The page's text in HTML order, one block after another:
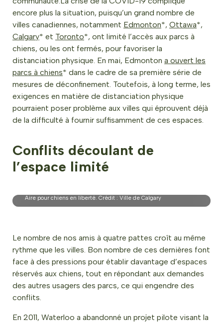
encore plus la situation, puisqu’un grand nombre de
villes canadiennes, notamment Edmonton*, Ottawa*,
Calgary* et Toronto*, ont limité l’accès aux parcs à
chiens, ou les ont fermés, pour favoriser la
distanciation physique. En mai, Edmonton a ouvert les
parcs à chiens* dans le cadre de sa première série de
mesures de déconfinement. Toutefois, à long terme, les
exigences en matière de distanciation physique
pourraient poser problème aux villes qui éprouvent déjà
de la difficulté à fournir suffisamment de ces espaces.
Conflits découlant de
l’espace limité
Aire pour chiens en liberté. Crédit : Ville de Calgary
Le nombre de nos amis à quatre pattes croît au même
rythme que les villes. Bon nombre de ces dernières font
face à des pressions pour établir davantage d’espaces
réservés aux chiens, tout en répondant aux demandes
des autres usagers des parcs, ce qui engendre des
conflits.
En 2011, Waterloo a abandonné un projet pilote visant la